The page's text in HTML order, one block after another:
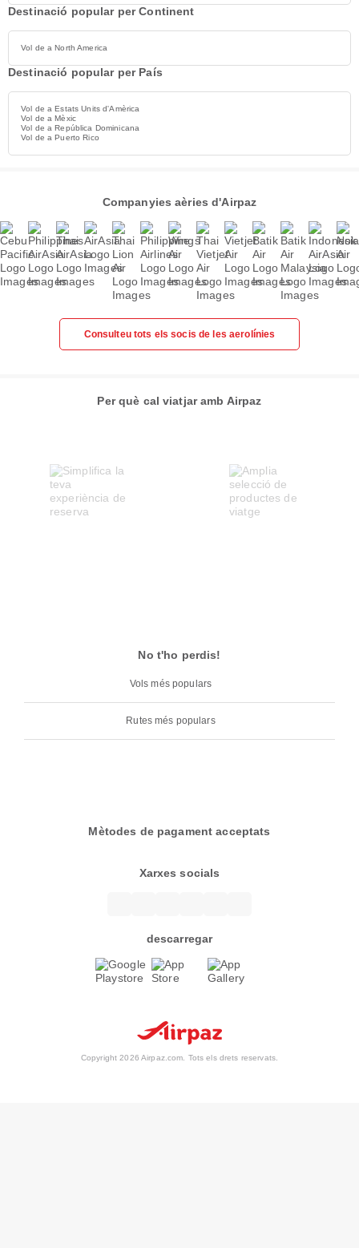
Destinació popular per Continent
Vol de a North America
Destinació popular per País
Vol de a Estats Units d'Amèrica
Vol de a Mèxic
Vol de a República Dominicana
Vol de a Puerto Rico
Companyies aèries d'Airpaz
Consulteu tots els socis de les aerolínies
Per què cal viatjar amb Airpaz
No t'ho perdis!
Vols més populars
Rutes més populars
Mètodes de pagament acceptats
Xarxes socials
descarregar
Copyright 2026 Airpaz.com. Tots els drets reservats.